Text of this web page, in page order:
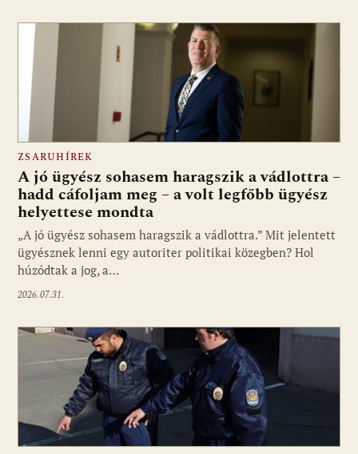
ZSARUHÍREK
A jó ügyész sohasem haragszik a vádlottra –
hadd cáfoljam meg – a volt legfőbb ügyész
helyettese mondta
„A jó ügyész sohasem haragszik a vádlottra.” Mit jelentett
ügyésznek lenni egy autoriter politikai közegben? Hol
húzódtak a jog, a…
2026.07.31.